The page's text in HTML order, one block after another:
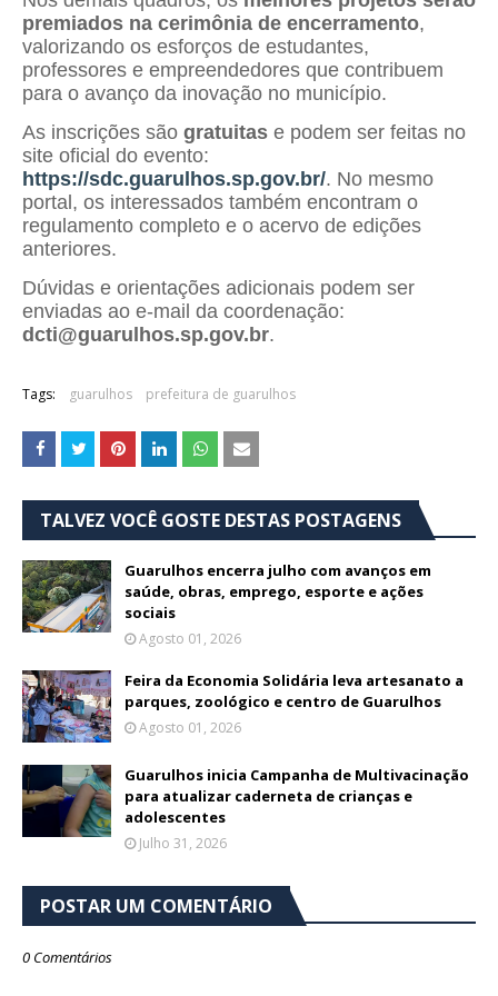
premiados na cerimônia de encerramento,
valorizando os esforços de estudantes,
professores e empreendedores que contribuem
para o avanço da inovação no município.
As inscrições são gratuitas e podem ser feitas no
site oficial do evento:
https://sdc.guarulhos.sp.gov.br/. No mesmo
portal, os interessados também encontram o
regulamento completo e o acervo de edições
anteriores.
Dúvidas e orientações adicionais podem ser
enviadas ao e-mail da coordenação:
dcti@guarulhos.sp.gov.br.
Tags: guarulhos prefeitura de guarulhos
TALVEZ VOCÊ GOSTE DESTAS POSTAGENS
Guarulhos encerra julho com avanços em
saúde, obras, emprego, esporte e ações
sociais
Agosto 01, 2026
Feira da Economia Solidária leva artesanato a
parques, zoológico e centro de Guarulhos
Agosto 01, 2026
Guarulhos inicia Campanha de Multivacinação
para atualizar caderneta de crianças e
adolescentes
Julho 31, 2026
POSTAR UM COMENTÁRIO
0 Comentários